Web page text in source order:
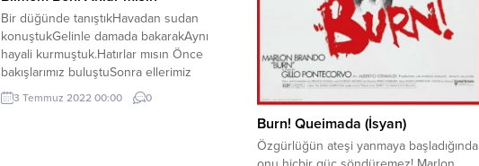
Bir düğünde tanıştıkHavadan sudan
konuştukGelinle damada bakarakAynı
hayali kurmuştuk.Hatırlar mısın Önce
bakışlarımız buluştuSonra ellerimiz
tutuştuİki gönül arasındaDuygulardan bir
köprü oluştuHatırlar mısın Sana hatıra bir
3 Temmuz 2022 00:00 0
Burn! Queimada (İsyan)
Özgürlüğün ateşi yanmaya başladığında